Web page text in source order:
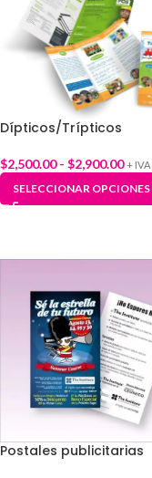
Dípticos/Trípticos
$2,500.00 - $2,900.00 + IVA
SELECCIONAR OPCIONES
Postales publicitarias